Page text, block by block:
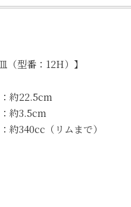
（型番：12H）】
22.5cm
3.5cm
約340cc（リムまで）